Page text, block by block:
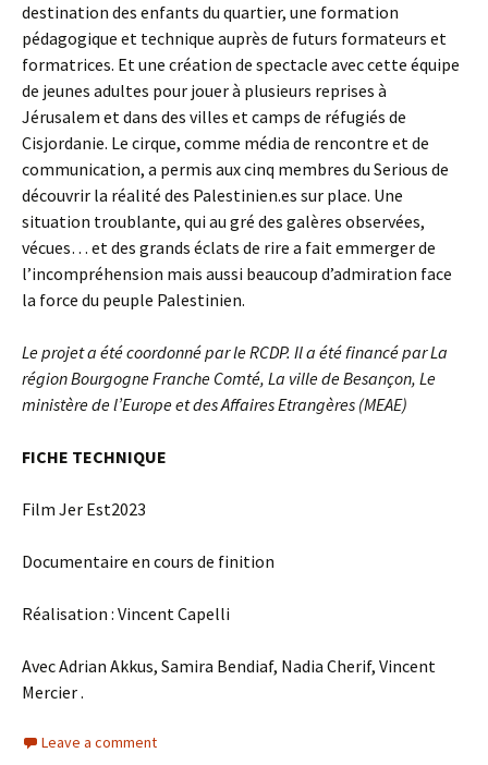
destination des enfants du quartier, une formation
pédagogique et technique auprès de futurs formateurs et
formatrices. Et une création de spectacle avec cette équipe
de jeunes adultes pour jouer à plusieurs reprises à
Jérusalem et dans des villes et camps de réfugiés de
Cisjordanie. Le cirque, comme média de rencontre et de
communication, a permis aux cinq membres du Serious de
découvrir la réalité des Palestinien.es sur place. Une
situation troublante, qui au gré des galères observées,
vécues… et des grands éclats de rire a fait emmerger de
l’incompréhension mais aussi beaucoup d’admiration face
la force du peuple Palestinien.
Le projet a été coordonné par le RCDP. Il a été financé par La
région Bourgogne Franche Comté, La ville de Besançon, Le
ministère de l’Europe et des Affaires Etrangères (MEAE)
FICHE TECHNIQUE
Film Jer Est2023
Documentaire en cours de finition
Réalisation : Vincent Capelli
Avec Adrian Akkus, Samira Bendiaf, Nadia Cherif, Vincent
Mercier .
Leave a comment